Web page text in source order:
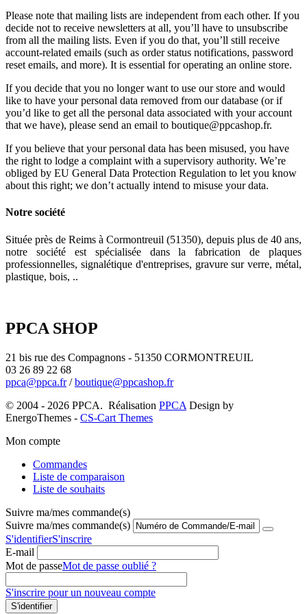
Please note that mailing lists are independent from each other. If you
decide not to receive newsletters at all, you’ll have to unsubscribe
from all the mailing lists. Even if you do that, you’ll still receive
account-related emails (such as order status notifications, password
reset emails, and more). It is essential for operating an online store.
If you decide that you no longer want to use our store and would
like to have your personal data removed from our database (or if
you’d like to get all the personal data associated with your account
that we have), please send an email to boutique@ppcashop.fr.
If you believe that your personal data has been misused, you have
the right to lodge a complaint with a supervisory authority. We’re
obliged by EU General Data Protection Regulation to let you know
about this right; we don’t actually intend to misuse your data.
Notre société
Située près de Reims à Cormontreuil (51350), depuis plus de 40 ans,
notre société est spécialisée dans la fabrication de plaques
professionnelles, signalétique d'entreprises, gravure sur verre, métal,
plastique, bois, ..
PPCA SHOP
21 bis rue des Compagnons - 51350 CORMONTREUIL
03 26 89 22 68
ppca@ppca.fr/boutique@ppcashop.fr
© 2004 - 2026 PPCA. Réalisation PPCA Design by
EnergoThemes - CS-Cart Themes
Mon compte
Commandes
Liste de comparaison
Liste de souhaits
Suivre ma/mes commande(s)
Suivre ma/mes commande(s)
S'identifierS'inscrire
E-mail
Mot de passeMot de passe oublié ?
S'inscrire pour un nouveau compte
S'identifier